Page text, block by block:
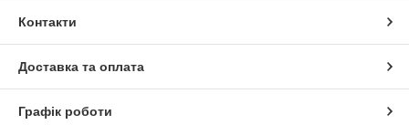
Контакти
Доставка та оплата
Графік роботи